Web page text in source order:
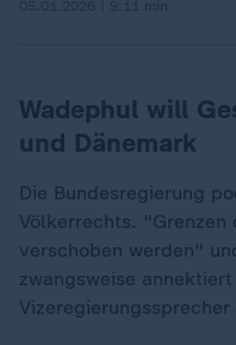
Wadephul will
und Dänemark
Die Bundesregierung
Völkerrechts.
verschoben werden"
zwangsweise